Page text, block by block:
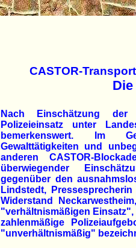
CASTOR-
Nach Einschätzung der
Polizeieinsatz unter
bemerkenswert. Im
Gewalttätigkeiten und
anderen CASTOR-
überwiegender
gegenüber den
Lindstedt,
Widerstand
"verhältnismäßigen
zahlenmäßige
"unverhältnismäßig"